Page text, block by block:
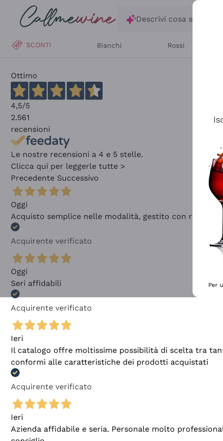
Salta al contenuto principale
Descrivi cosa stai
SCONTI Bianchi Rossi
Ottimo
4,5/5
2.561
recensioni
Le nostre recensioni a 4 e 5 stelle.
Clicca qui per leggerle tutte >
Precedente Successivo
Oggi
Acquisto semplice nelle modalità, gestito con rapidità
Acquirente verificato
Oggi
Seri affidabili
Acquirente verificato
Ieri
Il catalogo offre moltissime possibilità di scelta tra
conformi alle caratteristiche dei prodotti acquistati
Acquirente verificato
Ieri
Azienda affidabile e seria. Personale molto
Per